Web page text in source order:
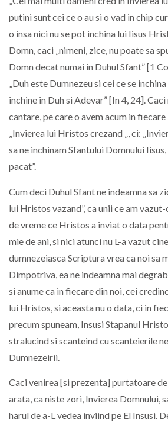
putini sunt cei ce o au si o vad in chip
o insa nici nu se pot inchina lui Iisus
Domn, caci „nimeni, zice, nu poate sa
Domn decat numai in Duhul Sfant” [1
„Duh este Dumnezeu si cei ce se
inchine in Duh si Adevar” [In 4, 24].
cantare, pe care o avem acum in fiecare
„Invierea lui Hristos crezand „, ci:
sa ne inchinam Sfantului Domnului
pacat”.
Cum deci Duhul Sfant ne indeamna sa
lui Hristos vazand”, ca unii ce am
de vreme ce Hristos a inviat o data
mie de ani, si nici atunci nu L-a vazut
dumnezeiasca Scriptura vrea ca noi sa
Dimpotriva, ea ne indeamna mai
si anume ca in fiecare din noi, cei
lui Hristos, si aceasta nu o data, ci in
precum spuneam, Insusi Stapanul
stralucind si scanteind cu scanteierile
Dumnezeirii.
Caci venirea [si prezenta] purtatoare
arata, ca niste zori, Invierea Domnului,
harul de a-L vedea inviind pe El Insusi.